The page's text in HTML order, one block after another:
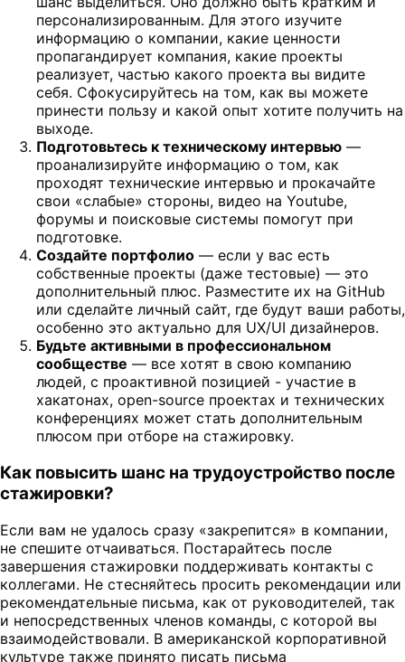
персонализированным. Для этого изучите
информацию о компании, какие ценности
пропагандирует компания, какие проекты
реализует, частью какого проекта вы видите
себя. Сфокусируйтесь на том, как вы можете
принести пользу и какой опыт хотите получить на
выходе.
Подготовьтесь к техническому интервью —
проанализируйте информацию о том, как
проходят технические интервью и прокачайте
свои «слабые» стороны, видео на Youtube,
форумы и поисковые системы помогут при
подготовке.
Создайте портфолио — если у вас есть
собственные проекты (даже тестовые) — это
дополнительный плюс. Разместите их на GitHub
или сделайте личный сайт, где будут ваши работы,
особенно это актуально для UX/UI дизайнеров.
Будьте активными в профессиональном
сообществе — все хотят в свою компанию
людей, с проактивной позицией - участие в
хакатонах, open-source проектах и технических
конференциях может стать дополнительным
плюсом при отборе на стажировку.
Как повысить шанс на трудоустройство после
стажировки?
Если вам не удалось сразу «закрепится» в компании,
не спешите отчаиваться. Постарайтесь после
завершения стажировки поддерживать контакты с
коллегами. Не стесняйтесь просить рекомендации или
рекомендательные письма, как от руководителей, так
и непосредственных членов команды, с которой вы
взаимодействовали. В американской корпоративной
культуре также принято писать письма